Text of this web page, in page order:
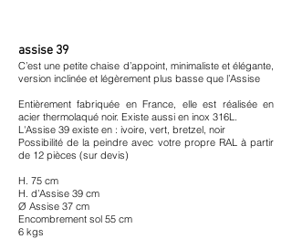
assise 39
C’est une petite chaise d’appoint, minimaliste et élégante,
version inclinée et légèrement plus basse que l’Assise
Entièrement fabriquée en France, elle est réalisée en
acier thermolaqué noir. Existe aussi en inox 316L.
L'Assise 39 existe en : ivoire, vert, bretzel, noir
Possibilité de la peindre avec votre propre RAL à partir
de 12 pièces (sur devis)
H. 75 cm
H. d’Assise 39 cm
Ø Assise 37 cm
Encombrement sol 55 cm
6 kgs